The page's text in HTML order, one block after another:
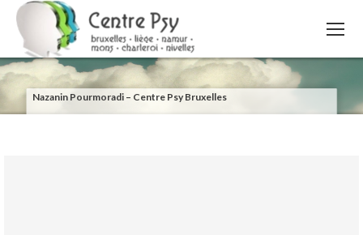
Nazanin Pourmoradi – Centre Psy Bruxelles